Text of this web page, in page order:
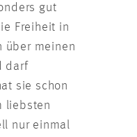
gut
Freiheit in
über meinen
darf
sie schon
liebsten
nur einmal